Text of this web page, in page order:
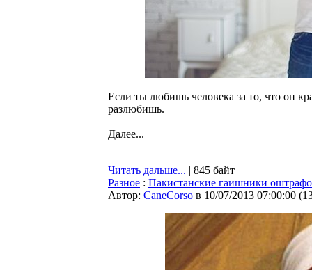
Если ты любишь человека за то, что он
разлюбишь.
Далее...
Читать дальше... | 845 байт
Разное : Пакистанские гаишники
Автор: CaneCorso в 10/07/2013 07:00:00 (